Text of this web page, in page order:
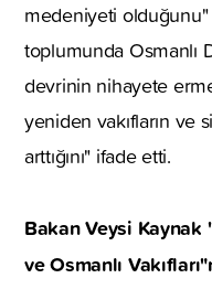
medeniyeti
toplumunda Osmanlı
devrinin nihayete
yeniden vakıfların ve
arttığını" ifade etti.
Bakan Veysi Kaynak
ve Osmanlı